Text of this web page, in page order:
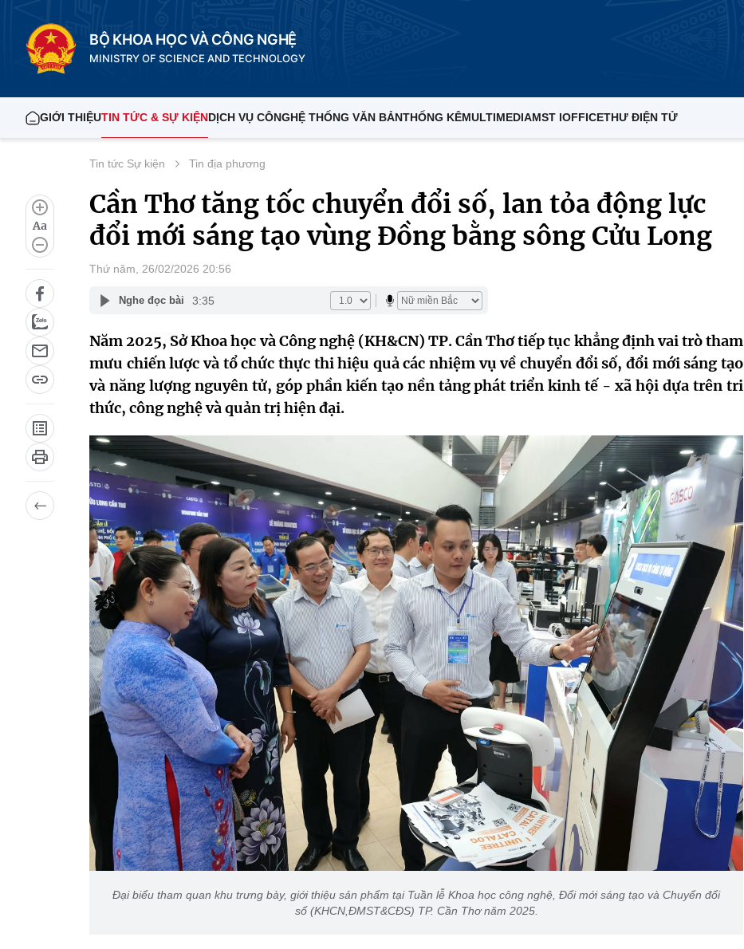
BỘ KHOA HỌC VÀ CÔNG NGHỆ
MINISTRY OF SCIENCE AND TECHNOLOGY
GIỚI THIỆUTIN TỨC & SỰ KIỆNDỊCH VỤ CÔNGHỆ THỐNG VĂN BẢNTHỐNG KÊMULTIMEDIAMST IOFFICETHƯ ĐIỆN TỬ
Aa
Tin tức Sự kiện Tin địa phương
Cần Thơ tăng tốc chuyển đổi số, lan tỏa động lực
đổi mới sáng tạo vùng Đồng bằng sông Cửu Long
Thứ năm, 26/02/2026 20:56
Nghe đọc bài 3:35
Năm 2025, Sở Khoa học và Công nghệ (KH&CN) TP. Cần Thơ tiếp tục khẳng định vai trò tham
mưu chiến lược và tổ chức thực thi hiệu quả các nhiệm vụ về chuyển đổi số, đổi mới sáng tạo
và năng lượng nguyên tử, góp phần kiến tạo nền tảng phát triển kinh tế - xã hội dựa trên tri
thức, công nghệ và quản trị hiện đại.
Đại biểu tham quan khu trưng bày, giới thiệu sản phẩm tại Tuần lễ Khoa học công nghệ, Đổi mới sáng tạo và Chuyển đổi
số (KHCN,ĐMST&CĐS) TP. Cần Thơ năm 2025.